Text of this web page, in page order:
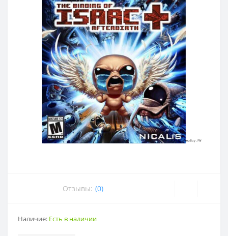
Отзывы: (0)
Наличие: Есть в наличии